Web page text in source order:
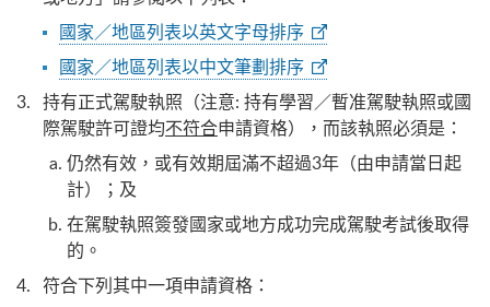
國家／地區列表以英文字母排序
國家／地區列表以中文筆劃排序
持有正式駕駛執照（注意: 持有學習／暫准駕駛執照或國
際駕駛許可證均不符合申請資格），而該執照必須是：
仍然有效，或有效期屆滿不超過3年（由申請當日起
計）；及
在駕駛執照簽發國家或地方成功完成駕駛考試後取得
的。
符合下列其中一項申請資格：